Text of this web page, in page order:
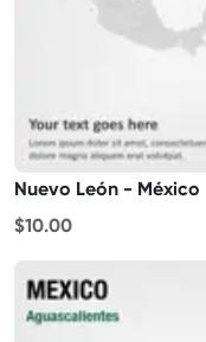
Nuevo León - México
$10.00